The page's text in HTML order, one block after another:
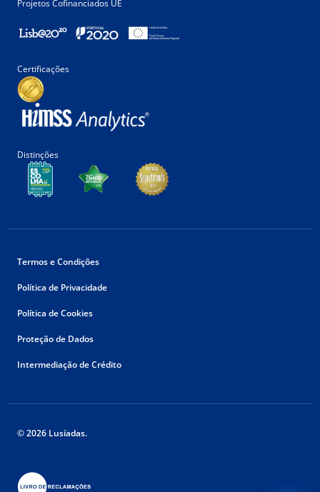
Projetos Cofinanciados UE
Certificações
Distinções
Termos e Condições
Política de Privacidade
Política de Cookies
Proteção de Dados
Intermediação de Crédito
© 2026 Lusíadas.